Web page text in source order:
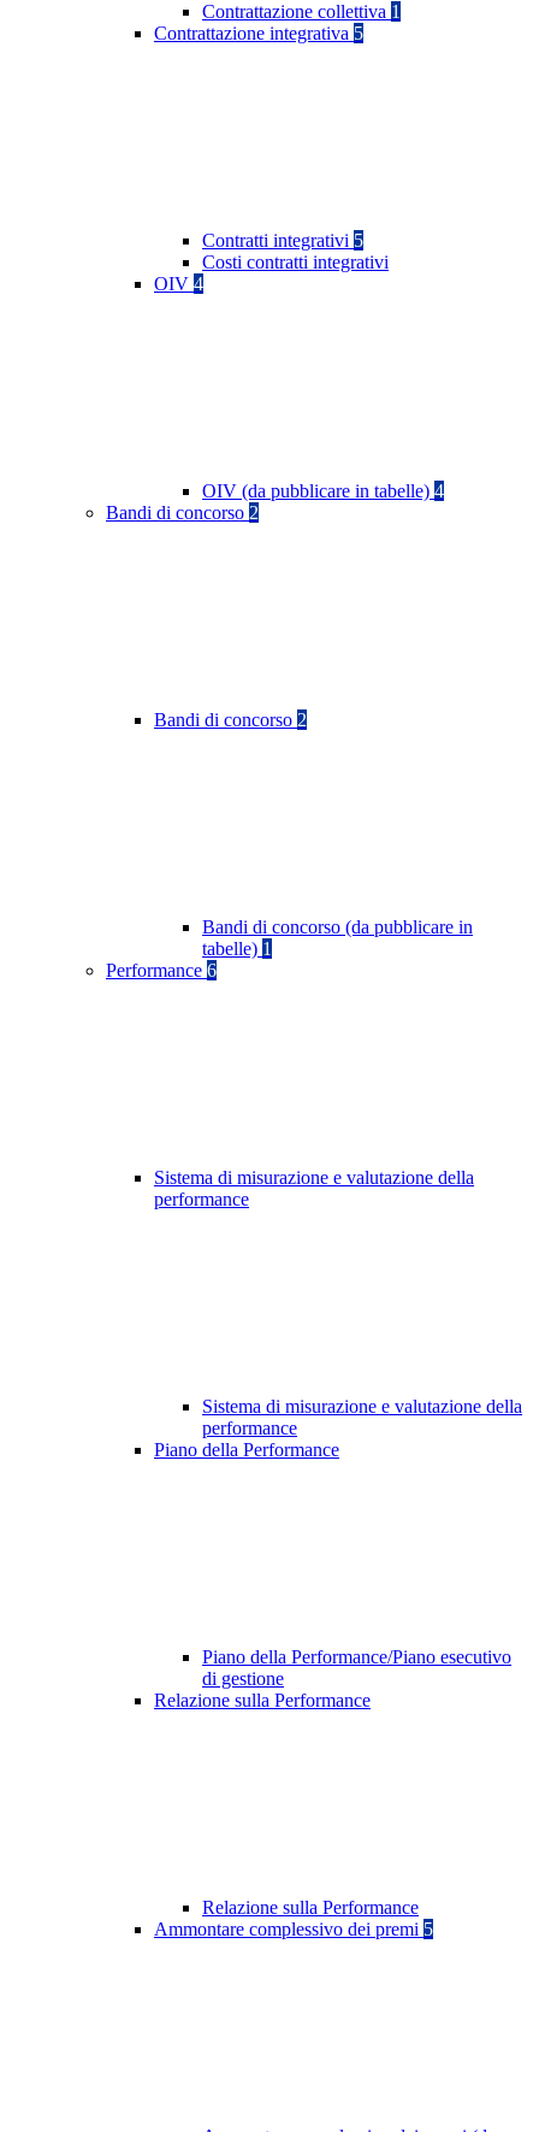
Contrattazione collettiva 1
Contrattazione integrativa 5
Contratti integrativi 5
Costi contratti integrativi
OIV 4
OIV (da pubblicare in tabelle) 4
Bandi di concorso 2
Bandi di concorso 2
Bandi di concorso (da pubblicare in
tabelle) 1
Performance 6
Sistema di misurazione e valutazione della
performance
Sistema di misurazione e valutazione della
performance
Piano della Performance
Piano della Performance/Piano esecutivo
di gestione
Relazione sulla Performance
Relazione sulla Performance
Ammontare complessivo dei premi 5